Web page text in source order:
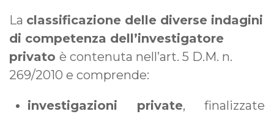
La classificazione delle diverse indagini
di competenza dell’investigatore
privato è contenuta nell’art. 5 D.M. n.
269/2010 e comprende:
investigazioni private, finalizzate